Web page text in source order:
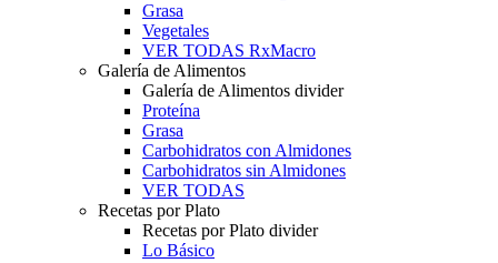
Grasa
Vegetales
VER TODAS RxMacro
Galería de Alimentos
Galería de Alimentos divider
Proteína
Grasa
Carbohidratos con Almidones
Carbohidratos sin Almidones
VER TODAS
Recetas por Plato
Recetas por Plato divider
Lo Básico